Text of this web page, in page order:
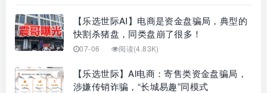
【乐选世际AI】电商是资金盘骗局，典型的
快割杀猪盘，同类盘崩了很多！
07-06 阅读(4.83K)
【乐选世际】Al电商：寄售类资金盘骗局，
涉嫌传销诈骗，“长城易趣”同模式